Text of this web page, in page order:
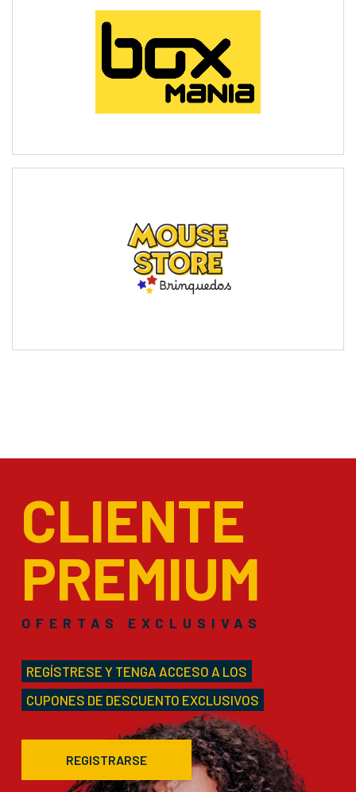
CLIENTE
PREMIUM
OFERTAS EXCLUSIVAS
REGÍSTRESE Y TENGA ACCESO A LOS
CUPONES DE DESCUENTO EXCLUSIVOS
REGISTRARSE